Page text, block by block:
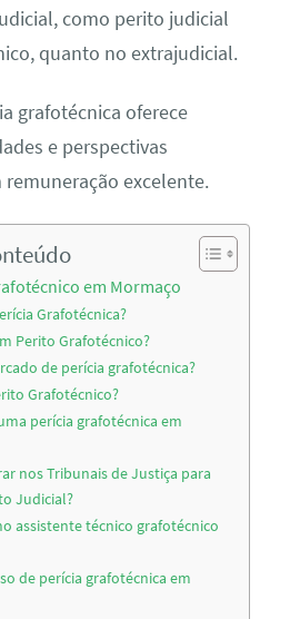
como perito judicial
quanto no extrajudicial.
grafotécnica oferece
e perspectivas
excelente.
em Mormaço
Grafotécnica?
Perito Grafotécnico?
de perícia grafotécnica?
Grafotécnico?
perícia grafotécnica em
nos Tribunais de Justiça para
Judicial?
assistente técnico grafotécnico
de perícia grafotécnica em